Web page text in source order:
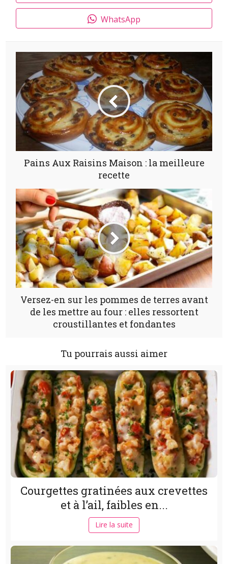
WhatsApp
Pains Aux Raisins Maison : la meilleure
recette
Versez-en sur les pommes de terres avant
de les mettre au four : elles ressortent
croustillantes et fondantes
Tu pourrais aussi aimer
Courgettes gratinées aux crevettes
et à l’ail, faibles en...
Lire la suite